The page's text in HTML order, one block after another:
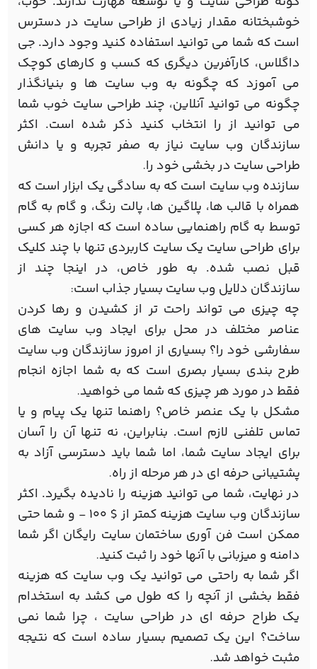
خوشبختانه مقدار زیادی از طراحی سایت در دسترس
است که شما می توانید استفاده کنید وجود دارد. جی
داگلاس، کارآفرین دیگری که کسب و کارهای کوچک
می آموزد که چگونه به وب سایت ها و بنیانگذار
چگونه می توانید آنلاین، چند طراحی سایت خوب شما
می توانید از را انتخاب کنید ذکر شده است. اکثر
سازندگان وب سایت نیاز به صفر تجربه و یا دانش
طراحی سایت در بخشی خود را.
سازنده وب سایت است که به سادگی یک ابزار است که
همراه با قالب ها، پلاگین ها، پالت رنگ، و گام به گام
توسط به گام راهنمایی ساده است که اجازه هر کسی
برای طراحی سایت یک سایت کاربردی تنها با چند کلیک
قبل نصب شده. به طور خاص، در اینجا چند از
سازندگان دلایل وب سایت بسیار جذاب است:
چه چیزی می تواند راحت تر از کشیدن و رها کردن
عناصر مختلف در محل برای ایجاد وب سایت های
سفارشی خود را؟ بسیاری از امروز سازندگان وب سایت
طرح بندی بسیار بصری است که به شما اجازه انجام
فقط در مورد هر چیزی که شما می خواهید.
مشکل با یک عنصر خاص؟ راهنما تنها یک پیام و یا
تماس تلفنی لازم است. بنابراین، نه تنها آن را آسان
برای ایجاد سایت شما، اما شما باید دسترسی آزاد به
پشتیبانی حرفه ای در هر مرحله از راه.
در نهایت، شما می توانید هزینه را نادیده بگیرد. اکثر
سازندگان وب سایت هزینه کمتر از $ 100 - و شما حتی
ممکن است فن آوری ساختمان سایت رایگان اگر شما
دامنه و میزبانی با آنها خود را ثبت کنید.
اگر شما به راحتی می توانید یک وب سایت که هزینه
فقط بخشی از آنچه را که طول می کشد به استخدام
یک طراح حرفه ای در طراحی سایت ، چرا شما نمی
ساخت؟ این یک تصمیم بسیار ساده است که نتیجه
مثبت خواهد شد.